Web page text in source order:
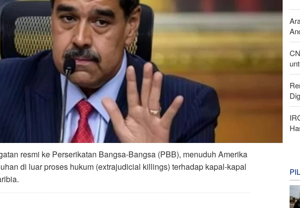
resmi ke Perserikatan Bangsa-Bangsa (PBB), menuduh Amerika
di luar proses hukum (extrajudicial killings) terhadap kapal-kapal